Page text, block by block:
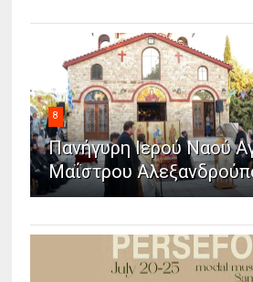
8
Πανήγυρη Ιερού Ναού
Μαΐστρου